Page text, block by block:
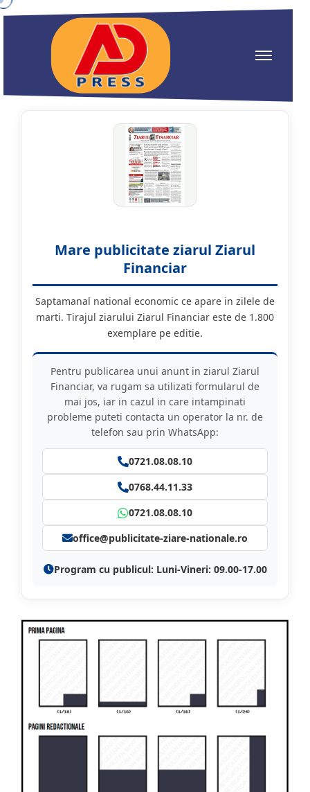
Mare publicitate ziarul Ziarul
Financiar
Saptamanal national economic ce apare in zilele de
marti. Tirajul ziarului Ziarul Financiar este de 1.800
exemplare pe editie.
Pentru publicarea unui anunt in ziarul Ziarul
Financiar, va rugam sa utilizati formularul de
mai jos, iar in cazul in care intampinati
probleme puteti contacta un operator la nr. de
telefon sau prin WhatsApp:
0721.08.08.10
0768.44.11.33
0721.08.08.10
office@publicitate-ziare-nationale.ro
Program cu publicul: Luni-Vineri: 09.00-17.00